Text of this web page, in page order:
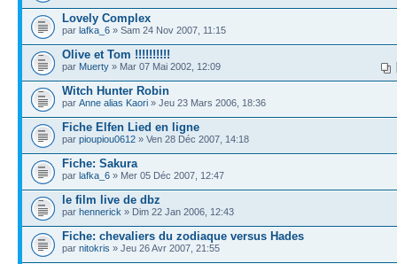
Lovely Complex
par lafka_6 » Sam 24 Nov 2007, 11:15
Olive et Tom !!!!!!!!!!
par Muerty » Mar 07 Mai 2002, 12:09
Witch Hunter Robin
par Anne alias Kaori » Jeu 23 Mars 2006, 18:36
Fiche Elfen Lied en ligne
par pioupiou0612 » Ven 28 Déc 2007, 14:18
Fiche: Sakura
par lafka_6 » Mer 05 Déc 2007, 12:47
le film live de dbz
par hennerick » Dim 22 Jan 2006, 12:43
Fiche: chevaliers du zodiaque versus Hades
par nitokris » Jeu 26 Avr 2007, 21:55